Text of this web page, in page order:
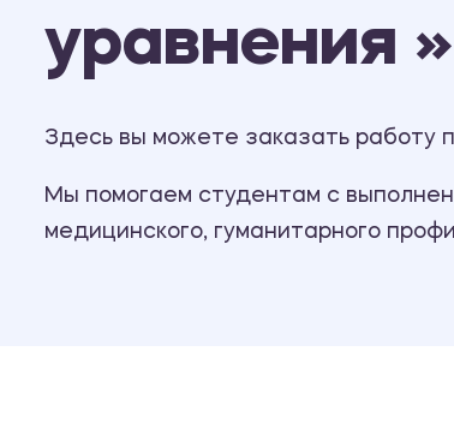
уравнения »
Здесь вы можете заказать работу
Мы помогаем студентам с
медицинского, гуманитарного